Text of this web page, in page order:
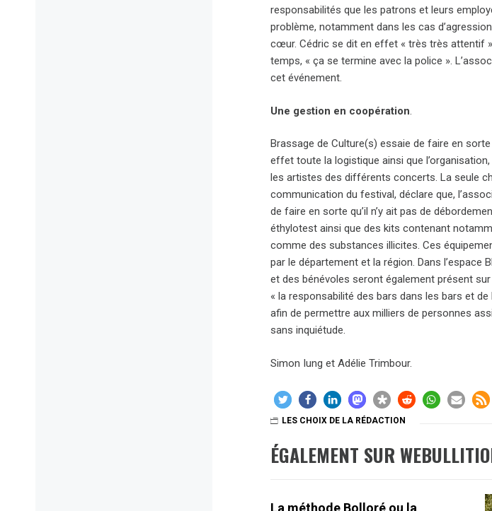
responsabilités que les patrons et leurs
problème, notamment dans les cas
cœur. Cédric se dit en effet « très très attentif »
temps, « ça se termine avec la police ».
cet événement.
Une gestion en coopération
Brassage de Culture(s) essaie de faire en sorte
effet toute la logistique ainsi que
les artistes des différents concerts. La seule
communication du festival, déclare que,
de faire en sorte qu’il n’y ait pas de
éthylotest ainsi que des kits contenant
comme des substances illicites. Ces
par le département et la région. Dans l’espace
et des bénévoles seront également présent
« la responsabilité des bars dans les bars et
afin de permettre aux milliers de personnes
sans inquiétude.
Simon Iung et Adélie Trimbour.
LES CHOIX DE LA RÉDACTION
ÉGALEMENT SUR
La méthode Bolloré ou la